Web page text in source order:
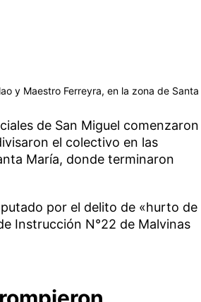
y Maestro Ferreyra, en la zona de Santa
de San Miguel comenzaron
el colectivo en las
María, donde terminaron
por el delito de «hurto de
Instrucción N°22 de Malvinas